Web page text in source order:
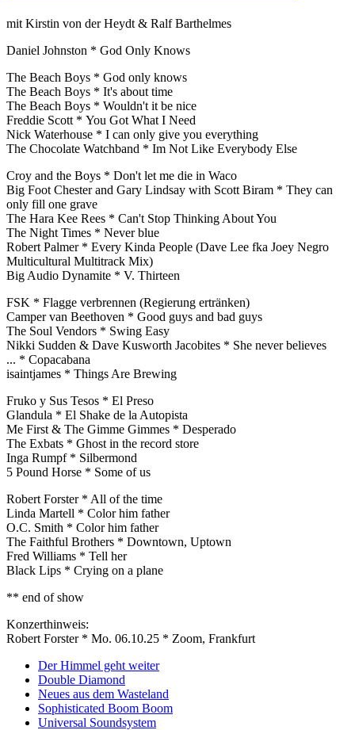
mit Kirstin von der Heydt & Ralf Barthelmes
Daniel Johnston * God Only Knows
The Beach Boys * God only knows
The Beach Boys * It's about time
The Beach Boys * Wouldn't it be nice
Freddie Scott * You Got What I Need
Nick Waterhouse * I can only give you everything
The Chocolate Watchband * Im Not Like Everybody Else
Croy and the Boys * Don't let me die in Waco
Big Foot Chester and Gary Lindsay with Scott Biram * They can
only fill one grave
The Hara Kee Rees * Can't Stop Thinking About You
The Night Times * Never blue
Robert Palmer * Every Kinda People (Dave Lee fka Joey Negro
Multicultural Multitrack Mix)
Big Audio Dynamite * V. Thirteen
FSK * Flagge verbrennen (Regierung ertränken)
Camper van Beethoven * Good guys and bad guys
The Soul Vendors * Swing Easy
Nikki Sudden & Dave Kusworth Jacobites * She never believes
... * Copacabana
isaintjames * Things Are Brewing
Fruko y Sus Tesos * El Preso
Glandula * El Shake de la Autopista
Me First & The Gimme Gimmes * Desperado
The Exbats * Ghost in the record store
Inga Rumpf * Silbermond
5 Pound Horse * Some of us
Robert Forster * All of the time
Linda Martell * Color him father
O.C. Smith * Color him father
The Faithful Brothers * Downtown, Uptown
Fred Williams * Tell her
Black Lips * Crying on a plane
** end of show
Konzerthinweis:
Robert Forster * Mo. 06.10.25 * Zoom, Frankfurt
Der Himmel geht weiter
Double Diamond
Neues aus dem Wasteland
Sophisticated Boom Boom
Universal Soundsystem